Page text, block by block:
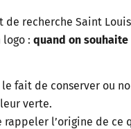
de recherche Saint
: quand on
fait de conserver ou
verte.
l’origine de ce